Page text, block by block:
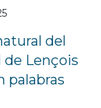
del
de Lençois
palabras